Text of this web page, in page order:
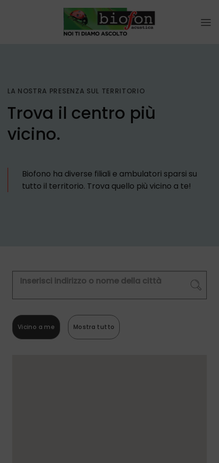
LA NOSTRA PRESENZA SUL TERRITORIO
Trova il centro più
vicino.
Biofono ha diverse filiali e ambulatori sparsi su
tutto il territorio. Trova quello più vicino a te!
Vicino a me Mostra tutto